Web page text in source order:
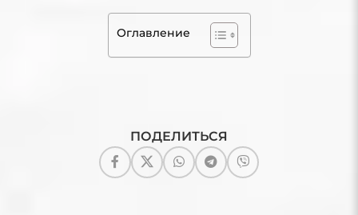
Оглавление
ПОДЕЛИТЬСЯ